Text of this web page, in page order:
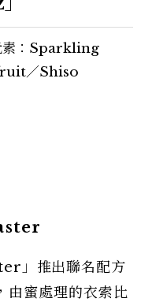
素：Sparkling
／Shiso
」推出聯名配方
蜜處理的衣索比